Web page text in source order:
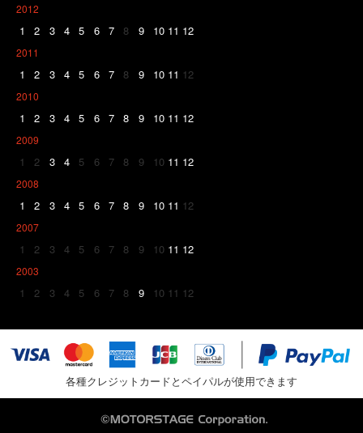
2012
1 2 3 4 5 6 7 8 9 10 11 12
2011
1 2 3 4 5 6 7 8 9 10 11 12
2010
1 2 3 4 5 6 7 8 9 10 11 12
2009
1 2 3 4 5 6 7 8 9 10 11 12
2008
1 2 3 4 5 6 7 8 9 10 11 12
2007
1 2 3 4 5 6 7 8 9 10 11 12
2003
1 2 3 4 5 6 7 8 9 10 11 12
各種クレジットカードとペイパルが使用できます